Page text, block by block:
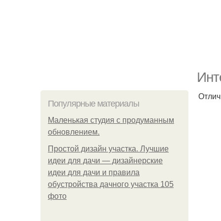
Популярные материалы
Маленькая студия с продуманным
обновлением.
Простой дизайн участка. Лучшие
идеи для дачи — дизайнерские
идеи для дачи и правила
обустройства дачного участка 105
фото